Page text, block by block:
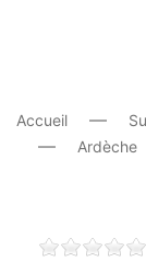
Accueil
Ardèche